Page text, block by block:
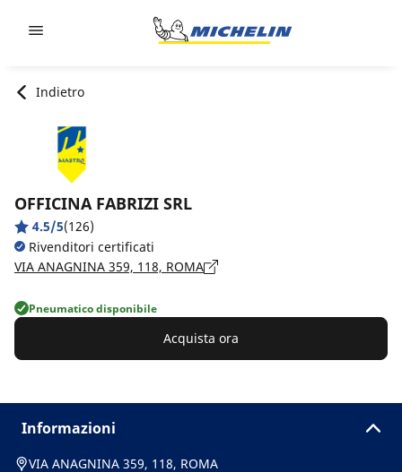
Indietro
OFFICINA FABRIZI SRL
4.5/5(126)
Rivenditori certificati
VIA ANAGNINA 359, 118, ROMA
Pneumatico disponibile
Acquista ora
Informazioni
VIA ANAGNINA 359, 118, ROMA